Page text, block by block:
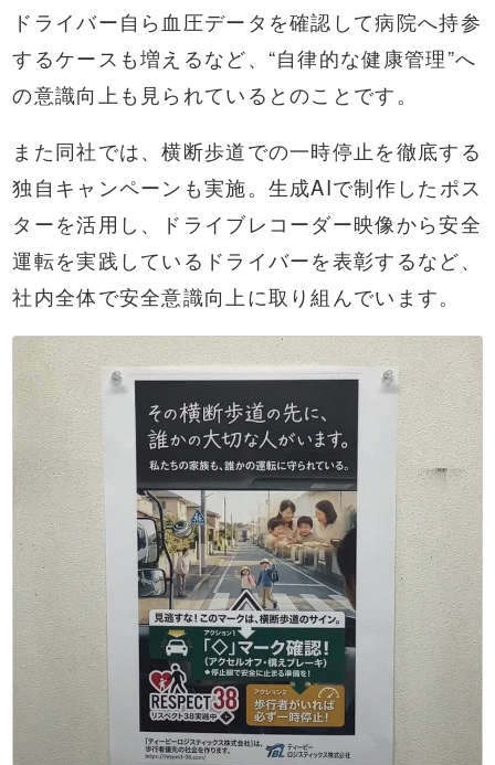
ドライバー自ら血圧データを確認して病院へ持参
するケースも増えるなど、“自律的な健康管理”へ
の意識向上も見られているとのことです。
また同社では、横断歩道での一時停止を徹底する
独自キャンペーンも実施。生成AIで制作したポス
ターを活用し、ドライブレコーダー映像から安全
運転を実践しているドライバーを表彰するなど、
社内全体で安全意識向上に取り組んでいます。